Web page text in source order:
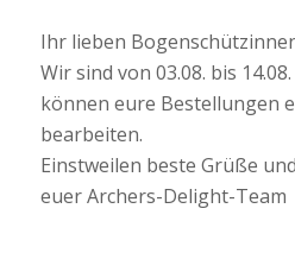
Ihr lieben
Wir sind von 03.08. bis
können eure Bestellungen
bearbeiten.
Einstweilen beste Grüße
euer Archers-Delight-Team